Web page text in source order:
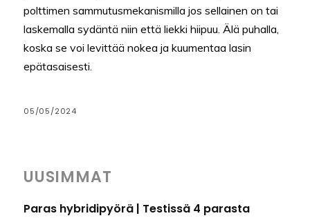
polttimen sammutusmekanismilla jos sellainen on tai
laskemalla sydäntä niin että liekki hiipuu. Älä puhalla,
koska se voi levittää nokea ja kuumentaa lasin
epätasaisesti.
05/05/2024
UUSIMMAT
Paras hybridipyörä | Testissä 4 parasta